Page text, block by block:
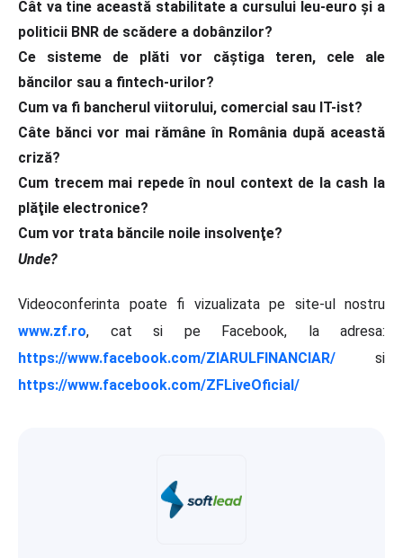
Cât va tine această stabilitate a cursului leu-euro şi a
politicii BNR de scădere a dobânzilor?
Ce sisteme de plăti vor căştiga teren, cele ale
băncilor sau a fintech-urilor?
Cum va fi bancherul viitorului, comercial sau IT-ist?
Câte bănci vor mai rămâne în România după această
criză?
Cum trecem mai repede în noul context de la cash la
plăţile electronice?
Cum vor trata băncile noile insolvenţe?
Unde?
Videoconferinta poate fi vizualizata pe site-ul nostru
www.zf.ro, cat si pe Facebook, la adresa:
https://www.facebook.com/ZIARULFINANCIAR/ si
https://www.facebook.com/ZFLiveOficial/